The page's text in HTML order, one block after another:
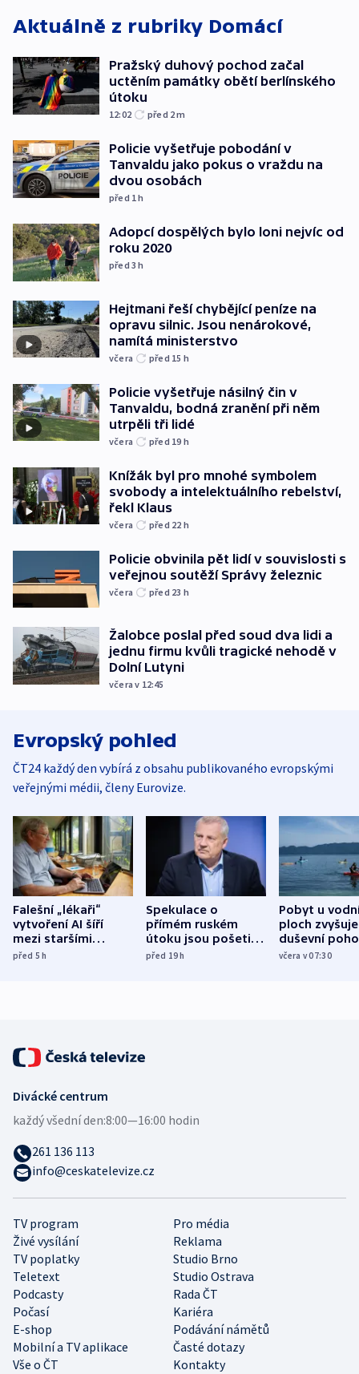
Aktuálně z rubriky Domácí
Pražský duhový pochod začal
uctěním památky obětí berlínského
útoku
12:02 před 2m
Policie vyšetřuje pobodání v
Tanvaldu jako pokus o vraždu na
dvou osobách
před 1h
Adopcí dospělých bylo loni nejvíc od
roku 2020
před 3h
Hejtmani řeší chybějící peníze na
opravu silnic. Jsou nenárokové,
namítá ministerstvo
včera před 15 h
Policie vyšetřuje násilný čin v
Tanvaldu, bodná zranění při něm
utrpěli tři lidé
včera před 19 h
Knížák byl pro mnohé symbolem
svobody a intelektuálního rebelství,
řekl Klaus
včera před 22 h
Policie obvinila pět lidí v souvislosti s
veřejnou soutěží Správy železnic
včera před 23 h
Žalobce poslal před soud dva lidi a
jednu firmu kvůli tragické nehodě v
Dolní Lutyni
včera v 12:45
Evropský pohled
ČT24 každý den vybírá z obsahu publikovaného evropskými
veřejnými médii, členy Eurovize.
Falešní „lékaři“
vytvoření AI šíří
mezi staršími
Poláky nebezpečné
před 5h
Spekulace o
přímém ruském
útoku jsou pošetilé,
míní estonský
před 19h
Pobyt u
ploch zvyšuje
duševní
ukázala
včera v 07:30
TV program
Pro média
Živé vysílání
Reklama
TV poplatky
Studio Brno
Teletext
Studio Ostrava
Podcasty
Rada ČT
Počasí
Kariéra
E-shop
Podávání námětů
Mobilní a TV aplikace
Časté dotazy
Vše o ČT
Kontakty
Divácké centrum
každý všední den:8:00—16:00 hodin
261 136 113
info@ceskatelevize.cz